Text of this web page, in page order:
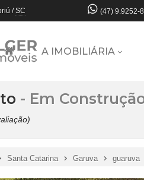
/SC (47) 9.9252-
A IMOBILIÁRIA
- Em
Santa Catarina Garuva guaruva